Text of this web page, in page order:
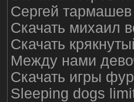
Сергей тармашев
Скачать михаил
Скачать
Между нами
Скачать игры
Sleeping dogs